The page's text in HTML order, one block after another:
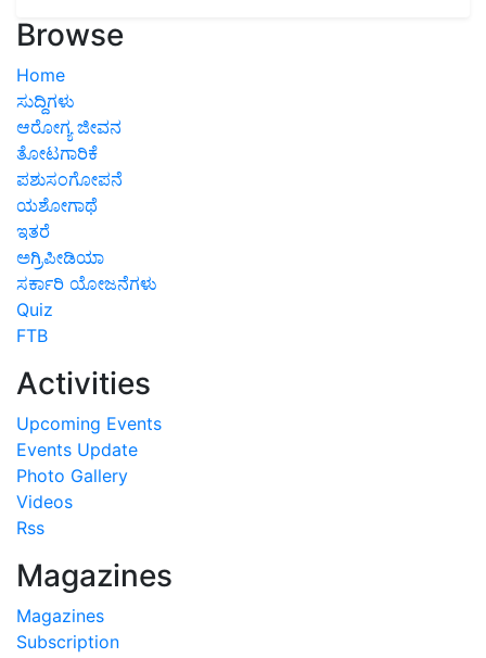
Browse
Home
ಸುದ್ದಿಗಳು
ಆರೋಗ್ಯ ಜೀವನ
ತೋಟಗಾರಿಕೆ
ಪಶುಸಂಗೋಪನೆ
ಯಶೋಗಾಥೆ
ಇತರೆ
ಅಗ್ರಿಪೀಡಿಯಾ
ಸರ್ಕಾರಿ ಯೋಜನೆಗಳು
Quiz
FTB
Activities
Upcoming Events
Events Update
Photo Gallery
Videos
Rss
Magazines
Magazines
Subscription